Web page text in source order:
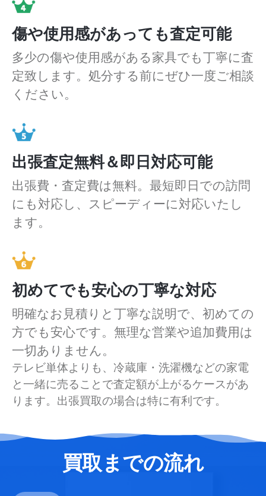
傷や使用感があっても査定可能
多少の傷や使用感がある家具でも丁寧に査
定致します。処分する前にぜひ一度ご相談
ください。
出張査定無料＆即日対応可能
出張費・査定費は無料。最短即日での訪問
にも対応し、スピーディーに対応いたし
ます。
初めてでも安心の丁寧な対応
明確なお見積りと丁寧な説明で、初めての
方でも安心です。無理な営業や追加費用は
一切ありません。
テレビ単体よりも、冷蔵庫・洗濯機などの家電
と一緒に売ることで査定額が上がるケースがあ
ります。出張買取の場合は特に有利です。
買取までの流れ